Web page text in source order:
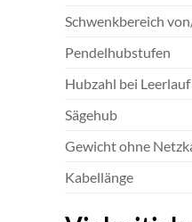
Schwenkbereich
Pendelhubstufen
Hubzahl bei Leerlauf
Sägehub
Gewicht ohne
Kabellänge